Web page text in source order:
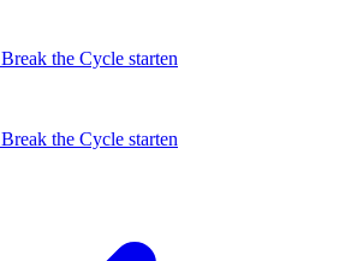
Break the Cycle starten
Break the Cycle starten